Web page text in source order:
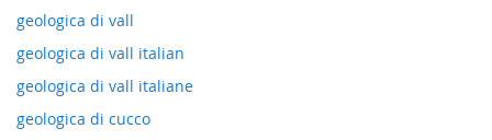
geologica di vall
geologica di vall italian
geologica di vall italiane
geologica di cucco